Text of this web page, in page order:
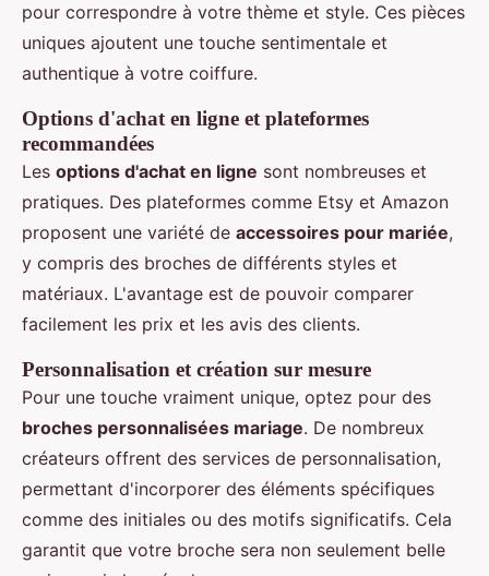
pour correspondre à votre thème et style. Ces pièces
uniques ajoutent une touche sentimentale et
authentique à votre coiffure.
Options d'achat en ligne et plateformes
recommandées
Les options d'achat en ligne sont nombreuses et
pratiques. Des plateformes comme Etsy et Amazon
proposent une variété de accessoires pour mariée,
y compris des broches de différents styles et
matériaux. L'avantage est de pouvoir comparer
facilement les prix et les avis des clients.
Personnalisation et création sur mesure
Pour une touche vraiment unique, optez pour des
broches personnalisées mariage. De nombreux
créateurs offrent des services de personnalisation,
permettant d'incorporer des éléments spécifiques
comme des initiales ou des motifs significatifs. Cela
garantit que votre broche sera non seulement belle